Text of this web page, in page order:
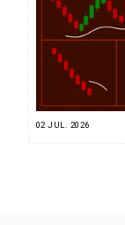
02 JUL. 2026